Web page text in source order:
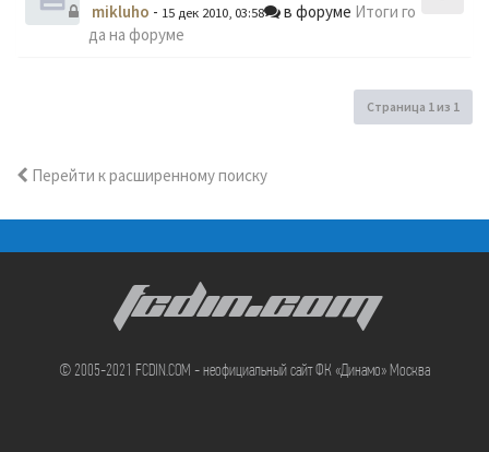
mikluho - 15 дек 2010, 03:58 в форуме Итоги го
да на форуме
Страница 1из 1
Перейти к расширенному поиску
FCDIN.COM
© 2005-2021 FCDIN.COM - неофициальный сайт ФК «Динамо» Москва